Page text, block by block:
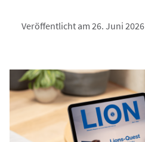
Veröffentlicht am 26. Juni 2026